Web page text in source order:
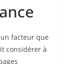
facteur que
considérer à